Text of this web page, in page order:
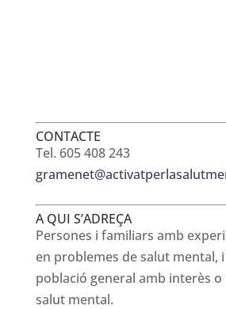
CONTACTE
Tel. 605 408 243
A QUI S’ADREÇA
Persones i familiars amb
en problemes de salut mental,
població general amb interès
salut mental.